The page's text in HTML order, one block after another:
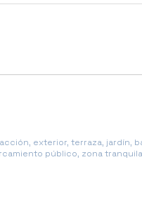
exterior, terraza, jardín,
público, zona